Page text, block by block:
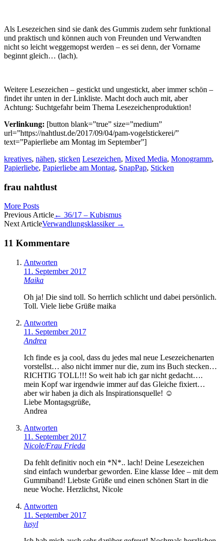
Als Lesezeichen sind sie dank des Gummis zudem sehr funktional
und praktisch und können auch von Freunden und Verwandten
nicht so leicht weggemopst werden – es sei denn, der Vorname
beginnt gleich… (lach).
Weitere Lesezeichen – gestickt und ungestickt, aber immer schön –
findet ihr unten in der Linkliste. Macht doch auch mit, aber
Achtung: Suchtgefahr beim Thema Lesezeichenproduktion!
Verlinkung: [button blank=”true” size=”medium”
url=”https://nahtlust.de/2017/09/04/pam-vogelstickerei/”
text=”Papierliebe am Montag im September”]
kreatives, nähen, sticken Lesezeichen, Mixed Media, Monogramm,
Papierliebe, Papierliebe am Montag, SnapPap, Sticken
frau nahtlust
More Posts
Artikel-
Navigation
Previous Article← 36/17 – Kubismus
Next ArticleVerwandlungsklassiker →
11 Kommentare
Antworten
11. September 2017
Maika
Oh ja! Die sind toll. So herrlich schlicht und dabei persönlich.
Toll. Viele liebe Grüße maika
Antworten
11. September 2017
Andrea
Ich finde es ja cool, dass du jedes mal neue Lesezeichenarten
vorstellst… also nicht immer nur die, zum ins Buch stecken…
RICHTIG TOLL!!! So weit hab ich gar nicht gedacht….
mein Kopf war irgendwie immer auf das Gleiche fixiert…
aber wir haben ja dich als Inspirationsquelle! ☺
Liebe Montagsgrüße,
Andrea
Antworten
11. September 2017
Nicole/Frau Frieda
Da fehlt definitiv noch ein *N*.. lach! Deine Lesezeichen
sind einfach wunderbar geworden. Eine klasse Idee – mit dem
Gummiband! Liebste Grüße und einen schönen Start in die
neue Woche. Herzlichst, Nicole
Antworten
11. September 2017
lusyl